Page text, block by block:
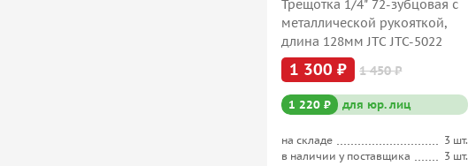
Трещотка 1/4" 72-зубцовая с
металлической рукояткой,
длина 128мм JTC JTC-5022
1 300 ₽ 1 450 ₽
1 220 ₽ для юр. лиц
на складе
3 шт.
в наличии у поставщика
3 шт.